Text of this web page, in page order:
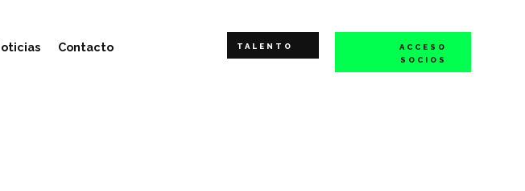
Contacto TALENTO
ACCESO
SOCIOS